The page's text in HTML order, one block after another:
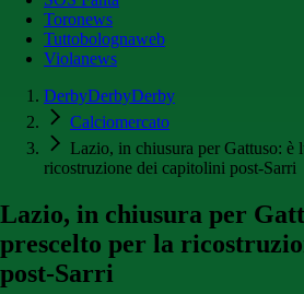
Toronews
Tuttobolognaweb
Violanews
DerbyDerbyDerby
Calciomercato
Lazio, in chiusura per Gattuso: è
ricostruzione dei capitolini post-Sarri
Lazio, in chiusura per
prescelto per la
post-Sarri